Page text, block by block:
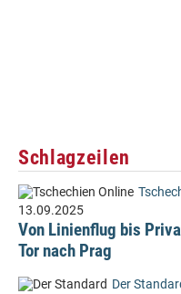
Schlagzeilen
13.09.2025
Von Linienflug bis
Tor nach Prag
Der